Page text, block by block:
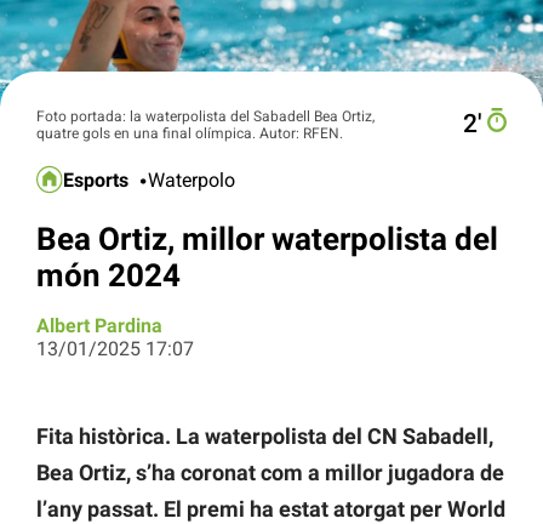
Foto portada: la waterpolista del Sabadell Bea Ortiz,
quatre gols en una final olímpica. Autor: RFEN.
2′
Esports Waterpolo
Bea Ortiz, millor waterpolista del
món 2024
Albert Pardina
13/01/2025 17:07
Fita històrica. La waterpolista del CN Sabadell,
Bea Ortiz, s’ha coronat com a millor jugadora de
l’any passat. El premi ha estat atorgat per World